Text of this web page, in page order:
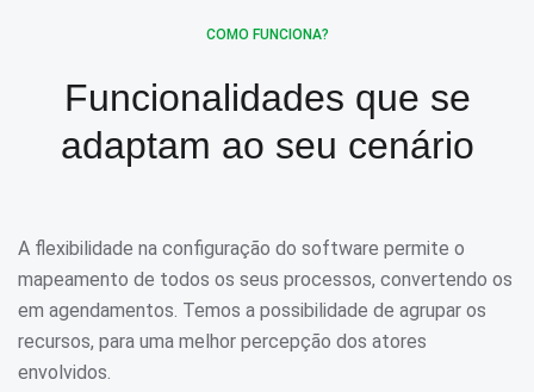
COMO FUNCIONA?
Funcionalidades que se
adaptam ao seu cenário
A flexibilidade na configuração do software permite o
mapeamento de todos os seus processos, convertendo os
em agendamentos. Temos a possibilidade de agrupar os
recursos, para uma melhor percepção dos atores
envolvidos.